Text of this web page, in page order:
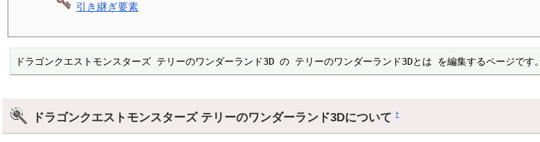
引き継ぎ要素
ドラゴンクエストモンスターズ テリーのワンダーランド3D の テリーのワンダーランド3Dとは を編集するページです。
ドラゴンクエストモンスターズ テリーのワンダーランド3Dについて†